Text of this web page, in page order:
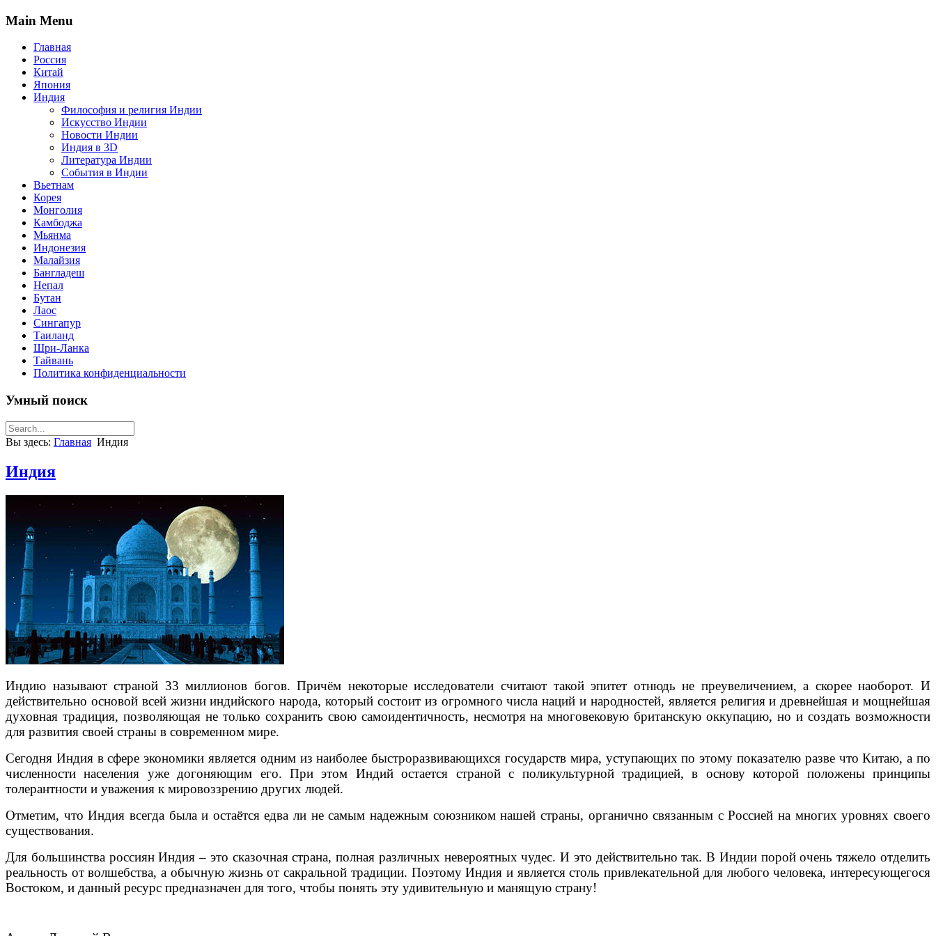
Main Menu
Главная
Россия
Китай
Япония
Индия
Философия и религия Индии
Искусство Индии
Новости Индии
Индия в 3D
Литература Индии
События в Индии
Вьетнам
Корея
Монголия
Камбоджа
Мьянма
Индонезия
Малайзия
Бангладеш
Непал
Бутан
Лаос
Сингапур
Таиланд
Шри-Ланка
Тайвань
Политика конфиденциальности
Умный поиск
Вы здесь: Главная Индия
Индия
Индию называют страной 33 миллионов богов. Причём некоторые исследователи считают такой эпитет отнюдь не преувеличением, а скорее наоборот. И
действительно основой всей жизни индийского народа, который состоит из огромного числа наций и народностей, является религия и древнейшая и мощнейшая
духовная традиция, позволяющая не только сохранить свою самоидентичность, несмотря на многовековую британскую оккупацию, но и создать возможности
для развития своей страны в современном мире.
Сегодня Индия в сфере экономики является одним из наиболее быстроразвивающихся государств мира, уступающих по этому показателю разве что Китаю, а по
численности населения уже догоняющим его. При этом Индий остается страной с поликультурной традицией, в основу которой положены принципы
толерантности и уважения к мировоззрению других людей.
Отметим, что Индия всегда была и остаётся едва ли не самым надежным союзником нашей страны, органично связанным с Россией на многих уровнях своего
существования.
Для большинства россиян Индия – это сказочная страна, полная различных невероятных чудес. И это действительно так. В Индии порой очень тяжело отделить
реальность от волшебства, а обычную жизнь от сакральной традиции. Поэтому Индия и является столь привлекательной для любого человека, интересующегося
Востоком, и данный ресурс предназначен для того, чтобы понять эту удивительную и манящую страну!